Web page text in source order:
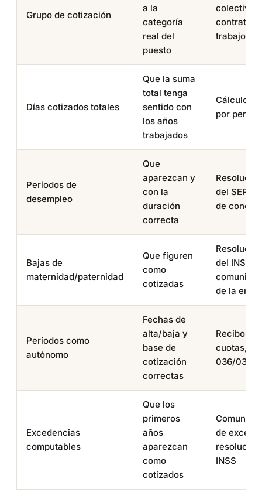
Grupo de cotización
a la
categoría
real del
puesto
colectivo,
contrato
trabajo
Días cotizados totales
Que la suma
total tenga
sentido con
los años
trabajados
Cálculo
por
Períodos de
desempleo
Que
aparezcan y
con la
duración
correcta
del SEPE,
de
Bajas de
maternidad/paternidad
Que figuren
como
cotizadas
del INSS,
de la
Períodos como
autónomo
Fechas de
alta/baja y
base de
cotización
correctas
Recibos de
cuotas,
036/037
Excedencias
computables
Que los
primeros
años
aparezcan
como
cotizados
de
INSS